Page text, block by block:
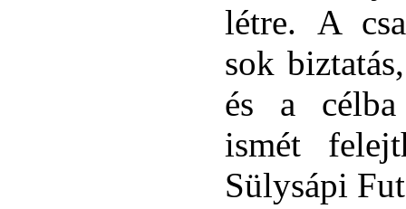
létre. A
sok
és a célba
ismét
Sülysápi